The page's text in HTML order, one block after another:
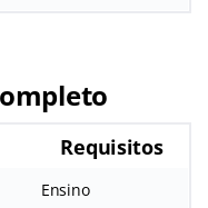
Requisitos
Ensino